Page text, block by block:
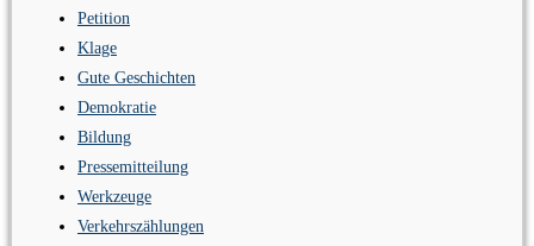
Petition
Klage
Gute Geschichten
Demokratie
Bildung
Pressemitteilung
Werkzeuge
Verkehrszählungen